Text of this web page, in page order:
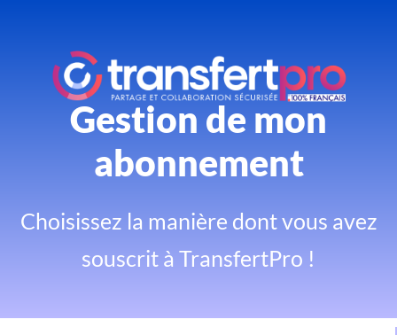
Gestion de mon
abonnement
Choisissez la manière dont vous avez
souscrit à TransfertPro !